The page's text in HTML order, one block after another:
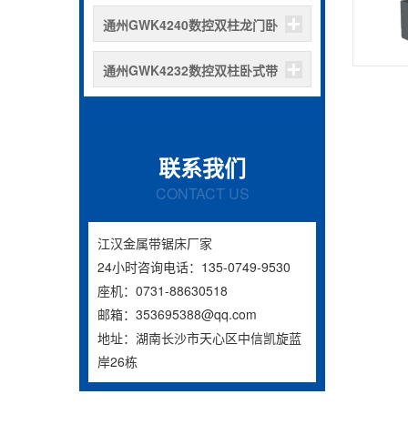
锯床
通州GWK4240数控双柱龙门卧
式带锯床
通州GWK4232数控双柱卧式带
联系我们
CONTACT US
江汉金属带锯床厂家
24小时咨询电话：135-0749-9530
座机：0731-88630518
邮箱：353695388@qq.com
地址：湖南长沙市天心区中信凯旋蓝
岸26栋